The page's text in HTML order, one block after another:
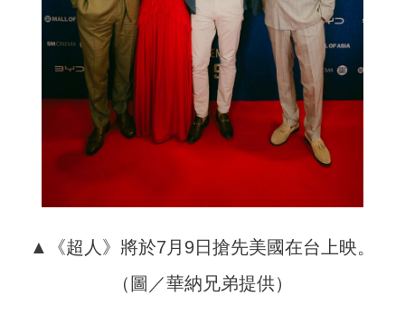
▲《超人》將於7月9日搶先美國在台上映。
（圖／華納兄弟提供）